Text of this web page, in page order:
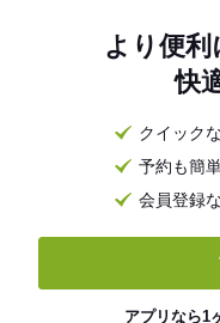
より便
快
クイック
予約も簡
会員登録
アプリなら1